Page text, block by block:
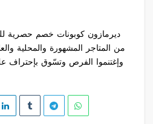
من المتاجر المشهورة والمحلية